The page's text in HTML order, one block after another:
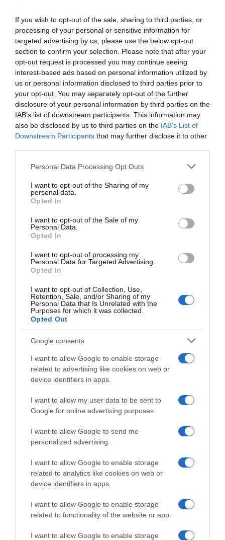
If you wish to opt-out of the sale, sharing to third parties, or
processing of your personal or sensitive information for
targeted advertising by us, please use the below opt-out
section to confirm your selection. Please note that after your
opt-out request is processed you may continue seeing
interest-based ads based on personal information utilized by
us or personal information disclosed to third parties prior to
your opt-out. You may separately opt-out of the further
disclosure of your personal information by third parties on the
IAB’s list of downstream participants. This information may
also be disclosed by us to third parties on the IAB’s List of
Downstream Participants that may further disclose it to other
Please note that this website/app uses one or more Google
not limited to your visit or usage behaviour. You may click to
grant or deny consent to Google and its third-party tags to
use your data for below specified purposes in below Google
consent section.
Personal Data Processing Opt Outs
I want to opt-out of the Sharing of my
personal data.
Opted In
I want to opt-out of the Sale of my
Personal Data.
Opted In
I want to opt-out of processing my
Personal Data for Targeted Advertising.
Opted In
I want to opt-out of Collection, Use,
Retention, Sale, and/or Sharing of my
Personal Data that Is Unrelated with the
Purposes for which it was collected.
Opted Out
Google consents
I want to allow Google to enable storage
related to advertising like cookies on web or
device identifiers in apps.
I want to allow my user data to be sent to
Google for online advertising purposes.
I want to allow Google to send me
personalized advertising.
I want to allow Google to enable storage
related to analytics like cookies on web or
device identifiers in apps.
I want to allow Google to enable storage
related to functionality of the website or app.
I want to allow Google to enable storage
ΕΛΛΑΔΑ
Τέμπη: «Ξεκίνησαν οι γνωστοί
σπεκουλαδόροι πολιτικοί να υπονομεύουν τη
δίκη» ανέφερε η Ένωση Δικαστών και
Εισαγγελέων
Τι αναφέρει η ανακοίνωση
ΕΛΛΑΔΑ
Χρήστος Μαυρίκης: Αναβλήθηκε η δίκη του
για τις 23 Απριλίου
Οι κατηγορίες που αντιμετωπίζει
18.02.2026 - 18:03
ΕΛΛΑΔΑ